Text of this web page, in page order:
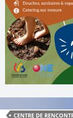
CENTRE DE